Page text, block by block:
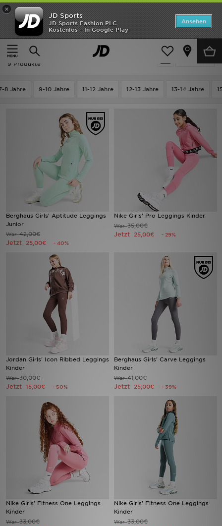
×
JD Sports
JD Sports Fashion PLC
Kostenlos - In Google Play
Ansehen
Startseite
Kinder Kleidung Jugendliche (8-15 Jahre) Leggings
verfeinern
Ausverkauf | Kinder - Leggings
9 Produkte
8 Jahre 9-10 Jahre 11-12 Jahre 12-13 Jahre 13-14 Jahre
Berghaus Girls' Aptitude Leggings
Junior
War42,00€
Jetzt 25,00€ - 40%
Nike Girls' Pro Leggings Kinder
War35,00€
Jetzt 25,00€ - 29%
Jordan Girls' Icon Ribbed Leggings
Kinder
War30,00€
Jetzt 15,00€ - 50%
Berghaus Girls' Carve Leggings
Kinder
War41,00€
Jetzt 25,00€ - 39%
Nike Girls' Fitness One Leggings
Kinder
War33,00€
Nike Girls' Fitness One Leggings
Kinder
War33,00€
Startseite
ANGEBOTE
Marken
Bestsellers
JD Exklusives
Fußball
Sport
Lade Die APP
Geschenkkarte
Filialfinder
Meine Nachrichten
Bestellverfolgung
Hilfe & Kontakt
Trending Styles